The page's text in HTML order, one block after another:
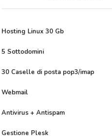
Hosting Linux 30 Gb
5 Sottodomini
30 Caselle di posta pop3/imap
Webmail
Antivirus + Antispam
Gestione Plesk